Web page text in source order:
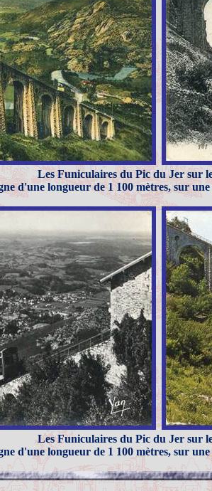
Les Funiculaires du Pic du Jer sur
d'une longueur de 1 100 mètres, sur
Les Funiculaires du Pic du Jer sur
d'une longueur de 1 100 mètres, sur